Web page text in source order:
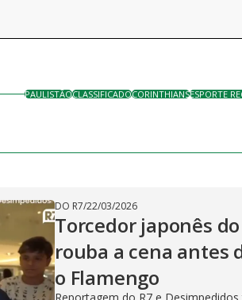
PAULISTÃOCLASSIFICADOCORINTHIANSESPORTE
DO R7/22/03/2026
Torcedor japonês
rouba a cena antes
o Flamengo